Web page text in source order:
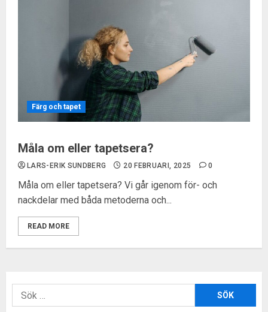
Färg och tapet
Måla om eller tapetsera?
LARS-ERIK SUNDBERG 20 FEBRUARI, 2025 0
Måla om eller tapetsera? Vi går igenom för- och
nackdelar med båda metoderna och...
READ MORE
Sök
efter: